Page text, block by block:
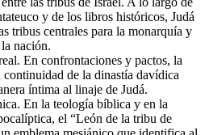
y de los libros históricos, Judá
tribus centrales para la monarquía y
nación.
En confrontaciones y pactos, la
continuidad de la dinastía davídica
íntima al linaje de Judá.
En la teología bíblica y en la
el “León de la tribu de